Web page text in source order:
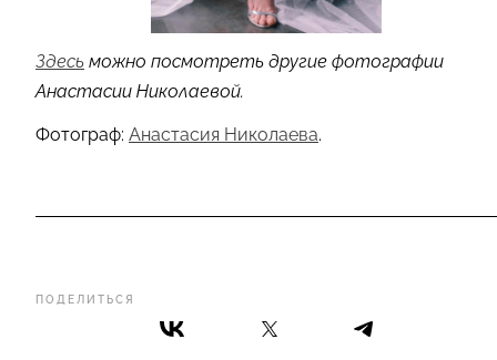
ПОДЕЛИТЬСЯ
Здесь можно посмотреть другие фотографии
Анастасии Николаевой.
Фотограф: Анастасия Николаева.